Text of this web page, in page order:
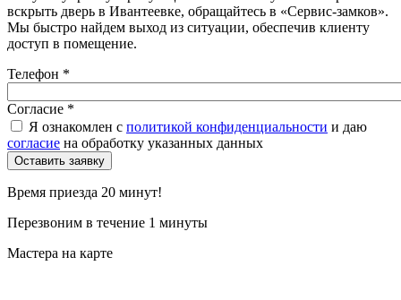
вскрыть дверь в Ивантеевке, обращайтесь в «Сервис-замков».
Мы быстро найдем выход из ситуации, обеспечив клиенту
доступ в помещение.
Телефон *
Согласие *
Я ознакомлен с политикой конфиденциальности и даю
согласие на обработку указанных данных
Время приезда 20 минут!
Перезвоним в течение 1 минуты
Мастера на карте